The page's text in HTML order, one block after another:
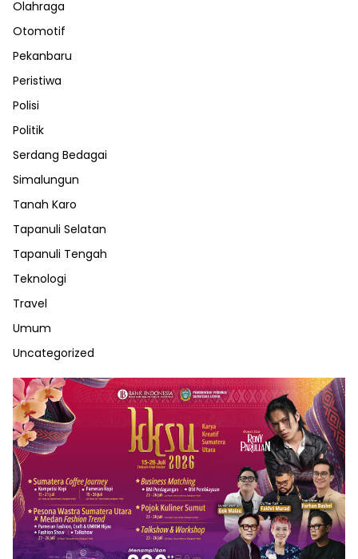
Olahraga
Otomotif
Pekanbaru
Peristiwa
Polisi
Politik
Serdang Bedagai
Simalungun
Tanah Karo
Tapanuli Selatan
Tapanuli Tengah
Teknologi
Travel
Umum
Uncategorized